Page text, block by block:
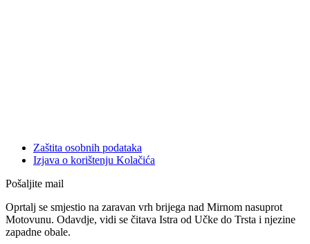
Zaštita osobnih podataka
Izjava o korištenju Kolačića
Pošaljite mail
Oprtalj se smjestio na zaravan vrh brijega nad Mirnom nasuprot
Motovunu. Odavdje, vidi se čitava Istra od Učke do Trsta i njezine
zapadne obale.